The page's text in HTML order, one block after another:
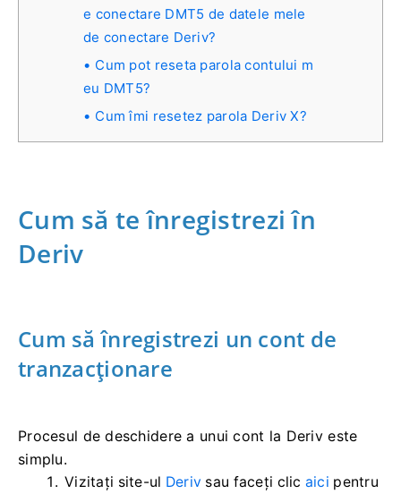
e conectare DMT5 de datele mele
de conectare Deriv?
Cum pot reseta parola contului m
eu DMT5?
Cum îmi resetez parola Deriv X?
Cum să te înregistrezi în
Deriv
Cum să înregistrezi un cont de
tranzacționare
Procesul de deschidere a unui cont la Deriv este
simplu.
Vizitați site-ul Deriv sau faceți clic aici pentru